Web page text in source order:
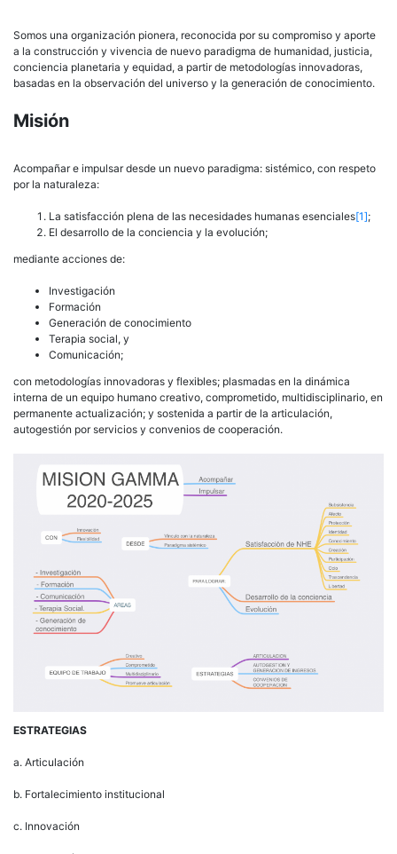
Somos una organización pionera, reconocida por su compromiso y aporte
a la construcción y vivencia de nuevo paradigma de humanidad, justicia,
conciencia planetaria y equidad, a partir de metodologías innovadoras,
basadas en la observación del universo y la generación de conocimiento.
Misión
Acompañar e impulsar desde un nuevo paradigma: sistémico, con respeto
por la naturaleza:
La satisfacción plena de las necesidades humanas esenciales[1];
El desarrollo de la conciencia y la evolución;
mediante acciones de:
Investigación
Formación
Generación de conocimiento
Terapia social, y
Comunicación;
con metodologías innovadoras y flexibles; plasmadas en la dinámica
interna de un equipo humano creativo, comprometido, multidisciplinario, en
permanente actualización; y sostenida a partir de la articulación,
autogestión por servicios y convenios de cooperación.
ESTRATEGIAS
a. Articulación
b. Fortalecimiento institucional
c. Innovación